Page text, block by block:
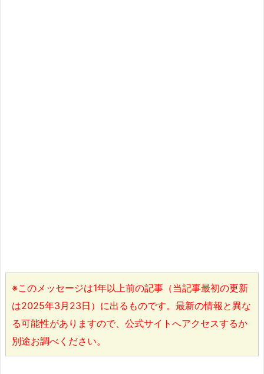
※このメッセージは1年以上前の記事（当記事最初の更新
は2025年3月23日）に出るものです。最新の情報と異な
る可能性がありますので、公式サイトへアクセスするか
別途お調べください。